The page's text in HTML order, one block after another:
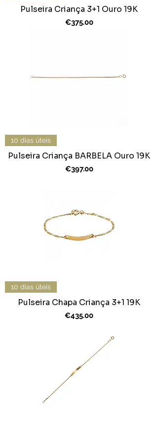
Pulseira Criança 3+1 Ouro 19K
Price
€375.00
10 dias úteis
Pulseira Criança BARBELA Ouro 19K
Price
€397.00
10 dias úteis
Pulseira Chapa Criança 3+1 19K
Price
€435.00